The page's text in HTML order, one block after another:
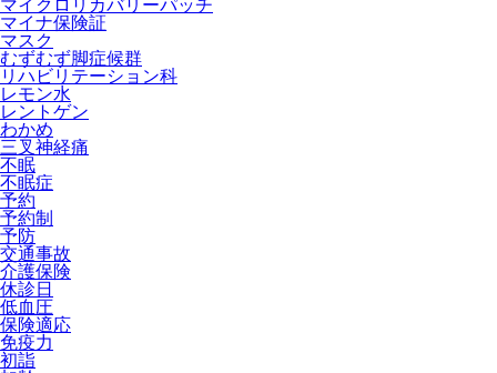
マイクロリカバリーパッチ
マイナ保険証
マスク
むずむず脚症候群
リハビリテーション科
レモン水
レントゲン
わかめ
三叉神経痛
不眠
不眠症
予約
予約制
予防
交通事故
介護保険
休診日
低血圧
保険適応
免疫力
初詣